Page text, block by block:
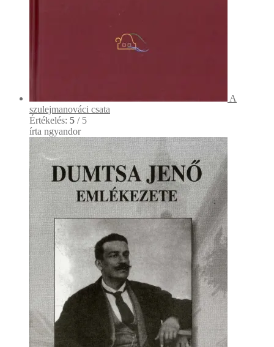
A
szulejmanováci csata
Értékelés: 5 / 5
írta ngyandor